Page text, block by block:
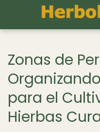
Zonas de
para el
Hierbas